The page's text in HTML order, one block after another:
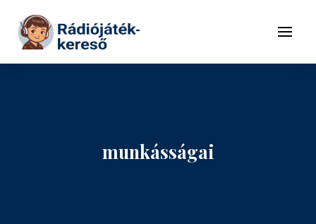
Tovább a tartalomhoz
Menü
munkásságai